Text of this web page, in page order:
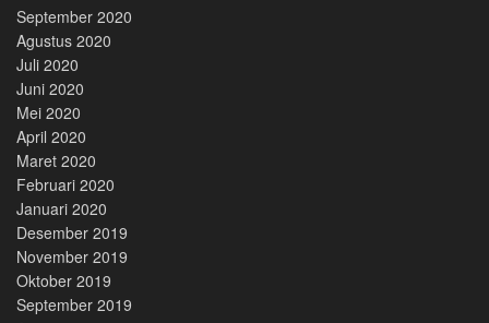
September 2020
Agustus 2020
Juli 2020
Juni 2020
Mei 2020
April 2020
Maret 2020
Februari 2020
Januari 2020
Desember 2019
November 2019
Oktober 2019
September 2019